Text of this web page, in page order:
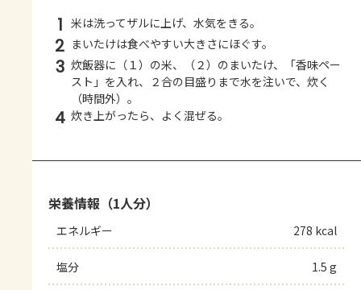
1 米は洗ってザルに上げ、水気をきる。
2 まいたけは食べやすい大きさにほぐす。
3 炊飯器に（１）の米、（２）のまいたけ、「香味ペー
スト」を入れ、２合の目盛りまで水を注いで、炊く
（時間外）。
4 炊き上がったら、よく混ぜる。
栄養情報（1人分）
エネルギー 278 kcal
塩分 1.5 g